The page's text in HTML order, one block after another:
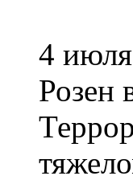
4
Розен